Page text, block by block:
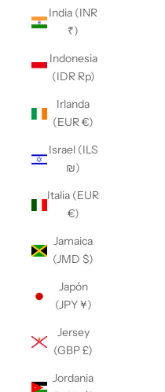
India (INR
₹)
Indonesia
(IDR Rp)
Irlanda
(EUR €)
Israel (ILS
₪)
Italia (EUR
€)
Jamaica
(JMD $)
Japón
(JPY ¥)
Jersey
(GBP £)
Jordania